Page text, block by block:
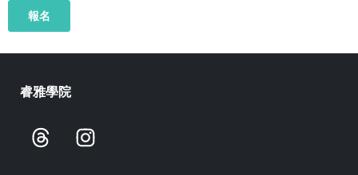
睿雅學院
T
h
I
n